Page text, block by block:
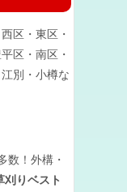
区・東区・
区・南区・
別・小樽な
数！外構・
刈りベスト